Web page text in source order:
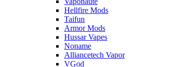
Hellfire Mods
Taifun
Armor Mods
Hussar Vapes
Noname
Alliancetech Vapor
VGod